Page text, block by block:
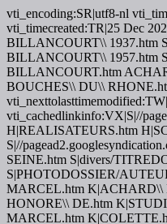
vti_encoding:SR|utf8-nl
vti_timecreated:TR|25 Dec
BILLANCOURT\\ 1937.htm
BILLANCOURT\\ 1957.htm
BILLANCOURT.htm
BOUCHES\\ DU\\
vti_cachedlinkinfo:VX|S|//
H|REALISATEURS.htm
S|//
SEINE.htm S|divers/
S|PHOTODOSSIER/
MARCEL.htm
HONORE\\ DE.htm
MARCEL.htm